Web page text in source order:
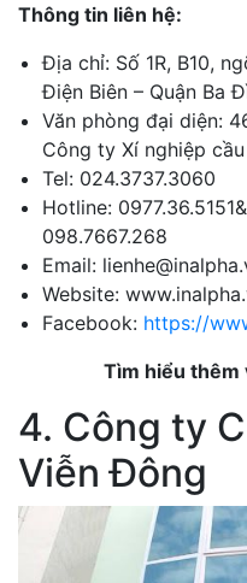
Thông tin liên hệ:
Địa chỉ: Số 1R, B10,
Điện Biên – Quận Ba
Văn phòng đại diện:
Công ty Xí nghiệp
Tel: 024.3737.3060
Hotline:
098.7667.268
Email:
Website:
Facebook: https://
Tìm hiểu thêm
4. Công ty
Viễn Đông